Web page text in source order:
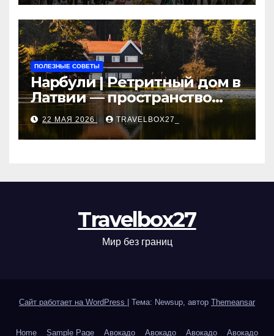
категории и варианты
рассрочки
ПОЛЕЗНЫЕ СОВЕТЫ
Нарбули | Ретритный дом в
Латвии — пространство
для саморазвития и
восстановления
22 МАЯ 2026 TRAVELBOX27_
Travelbox27
Мир без границ
Сайт работает на WordPress Тема: Newsup, автор Themeansar
Home Sample Page Авокадо Авокадо Авокадо Авокадо